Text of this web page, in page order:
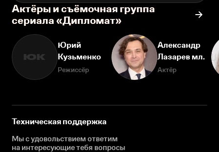
Актёры и съёмочная группа
сериала «Дипломат»
ЮК
Юрий
Кузьменко
Режиссёр
Александр
Лазарев мл.
Актёр
Техническая поддержка
Мы с удовольствием ответим
на интересующиетебя вопросы